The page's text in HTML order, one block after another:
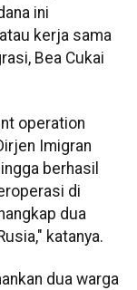
ini
kerja sama
Bea Cukai
operation
Imigran
berhasil
di
dua
katanya.
dua warga